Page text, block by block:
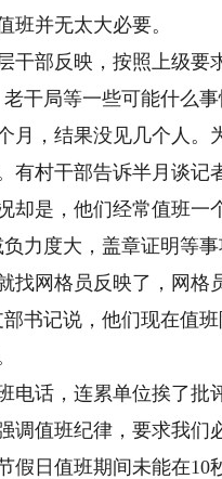
班并无太大必要。
部反映，按照上级要
干局等一些可能什么
结果没见几个人。为
有村干部告诉半月谈
却是，他们经常值班一
度大，盖章证明等事
找网格员反映了，网
书记说，他们现在值
，连累单位挨了批评
调值班纪律，要求我
假日值班期间未能在